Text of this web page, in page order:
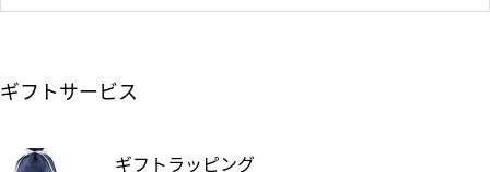
ギフトサービス
ギフトラッピング